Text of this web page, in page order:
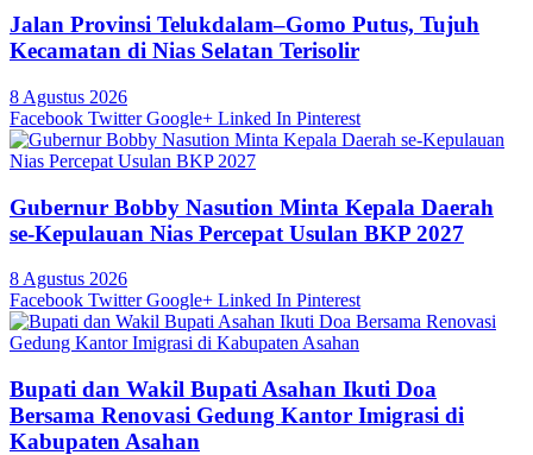
Jalan Provinsi Telukdalam–Gomo Putus, Tujuh
Kecamatan di Nias Selatan Terisolir
8 Agustus 2026
Facebook Twitter Google+ Linked In Pinterest
Gubernur Bobby Nasution Minta Kepala Daerah
se-Kepulauan Nias Percepat Usulan BKP 2027
8 Agustus 2026
Facebook Twitter Google+ Linked In Pinterest
Bupati dan Wakil Bupati Asahan Ikuti Doa
Bersama Renovasi Gedung Kantor Imigrasi di
Kabupaten Asahan